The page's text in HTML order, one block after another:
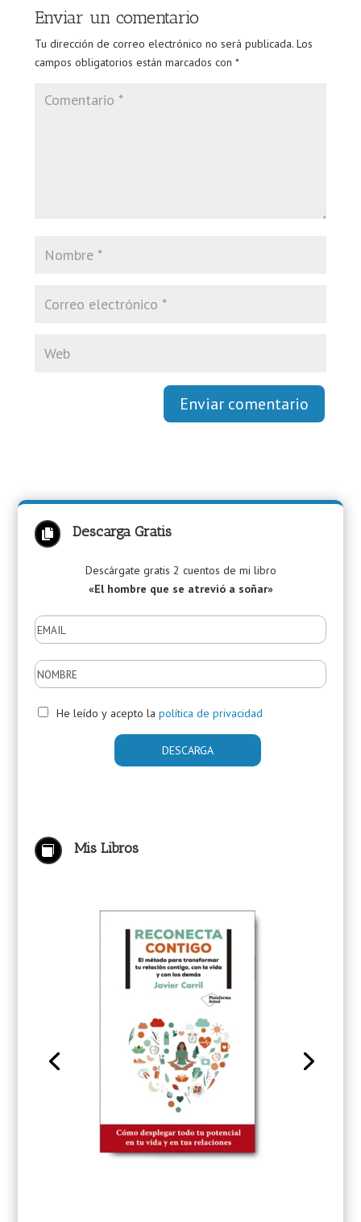
Enviar un comentario
Tu dirección de correo electrónico no será publicada. Los
campos obligatorios están marcados con *
Enviar comentario
 Descarga Gratis
Descárgate gratis 2 cuentos de mi libro
«El hombre que se atrevió a soñar»
He leído y acepto la política de privacidad
 Mis Libros